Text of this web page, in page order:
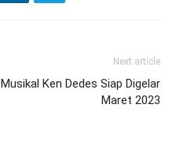
Next article
Musikal Ken Dedes Siap Digelar
Maret 2023